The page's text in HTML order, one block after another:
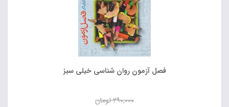
فصل آزمون روان شناسی خیلی سبز
۲۹۰,۰۰۰تومان